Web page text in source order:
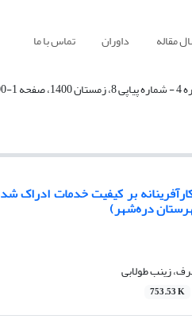
مقاله داوران تماس با ما
بر کیفیت خدمات
دره‌شهر)
زینب طولابی
753.53 K